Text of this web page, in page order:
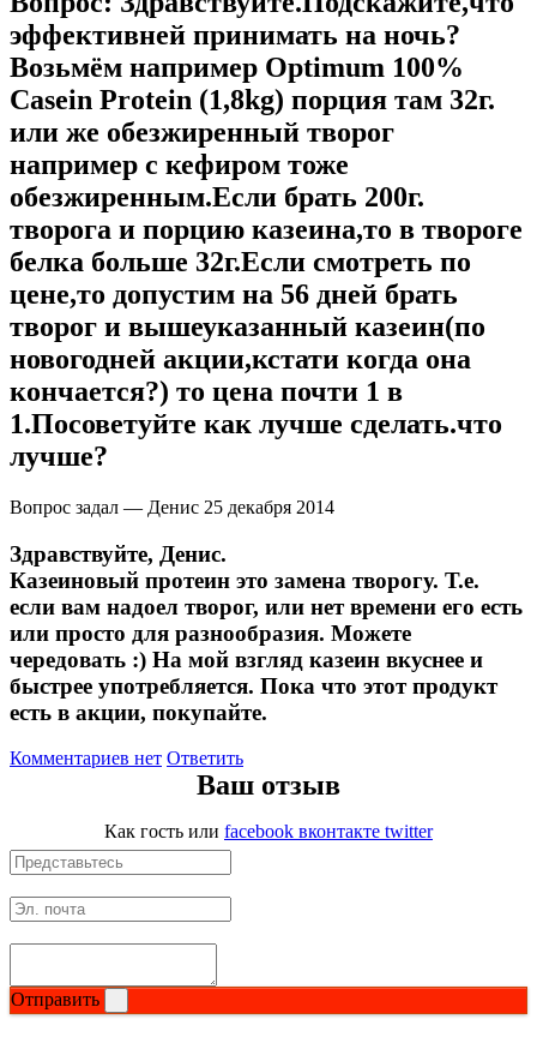
эффективней принимать на ночь?
Возьмём например Optimum 100%
Casein Protein (1,8kg) порция там 32г.
или же обезжиренный творог
например с кефиром тоже
обезжиренным.Если брать 200г.
творога и порцию казеина,то в твороге
белка больше 32г.Если смотреть по
цене,то допустим на 56 дней брать
творог и вышеуказанный казеин(по
новогодней акции,кстати когда она
кончается?) то цена почти 1 в
1.Посоветуйте как лучше сделать.что
лучше?
Вопрос задал — Денис 25 декабря 2014
Здравствуйте, Денис.
Казеиновый протеин это замена творогу. Т.е.
если вам надоел творог, или нет времени его есть
или просто для разнообразия. Можете
чередовать :) На мой взгляд казеин вкуснее и
быстрее употребляется. Пока что этот продукт
есть в акции, покупайте.
Комментариев нет Ответить
Ваш отзыв
Как гость или facebook вконтакте twitter
Отправить